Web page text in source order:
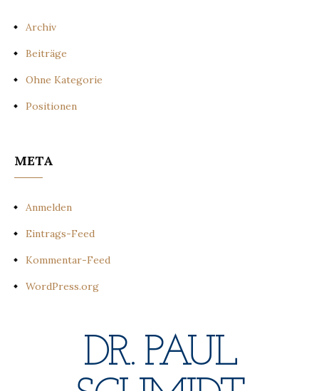
Archiv
Beiträge
Ohne Kategorie
Positionen
META
Anmelden
Eintrags-Feed
Kommentar-Feed
WordPress.org
DR. PAUL